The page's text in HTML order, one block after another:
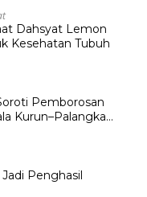
Dahsyat Lemon
Kesehatan Tubuh
Pemborosan
Kurun–Palangka
Penghasil